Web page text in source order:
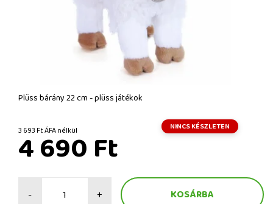
Plüss bárány 22 cm - plüss játékok
3 693 Ft ÁFA nélkül NINCS KÉSZLETEN
4 690 Ft
- +